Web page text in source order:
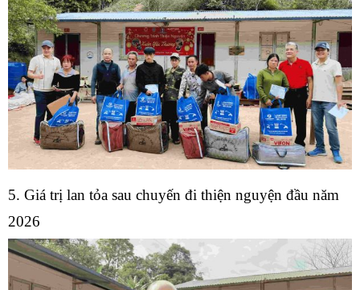
5. Giá trị lan tỏa sau chuyến đi thiện nguyện đầu năm
2026